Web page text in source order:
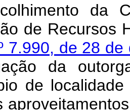
da
de Recursos
7.990, de 28
da
de